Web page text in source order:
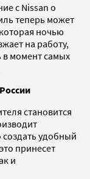
с Nissan о
теперь может
ночью
на работу,
момент самых
становится
удобный
принесет
и